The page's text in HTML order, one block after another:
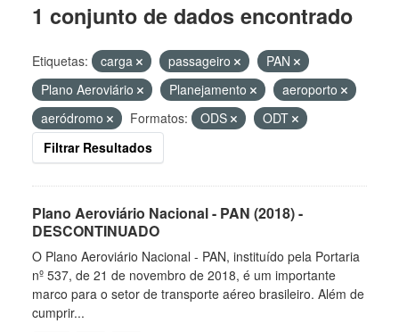
1 conjunto de dados encontrado
Etiquetas: carga passageiro
PAN
Plano Aeroviário
Planejamento
aeroporto
aeródromo
Formatos: ODS
ODT
Filtrar Resultados
Plano Aeroviário Nacional - PAN (2018) -
DESCONTINUADO
O Plano Aeroviário Nacional - PAN, instituído pela Portaria
nº 537, de 21 de novembro de 2018, é um importante
marco para o setor de transporte aéreo brasileiro. Além de
cumprir...